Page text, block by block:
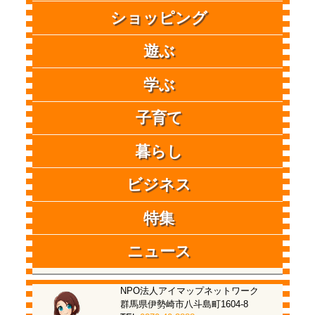
ショッピング
遊ぶ
学ぶ
子育て
暮らし
ビジネス
特集
ニュース
NPO法人アイマップネットワーク
群馬県伊勢崎市八斗島町1604-8